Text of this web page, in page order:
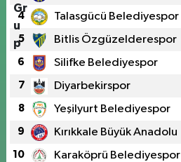
4 Talasgücü Belediyespor
5 Bitlis Özgüzelderespor
6 Silifke Belediyespor
7 Diyarbekirspor
8 Yeşilyurt Belediyespor
9 Kırıkkale Büyük Anadolu
10 Karaköprü Belediyespor